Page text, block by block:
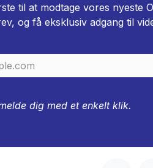
til at modtage vores nyeste
og få eksklusiv adgang til
dig med et enkelt klik.